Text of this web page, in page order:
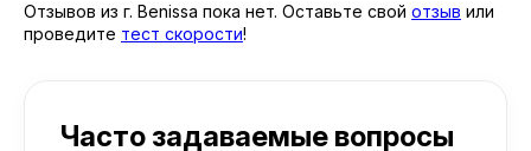
Отзывов из г. Benissa пока нет. Оставьте свой отзыв или
проведите тест скорости!
Часто задаваемые вопросы